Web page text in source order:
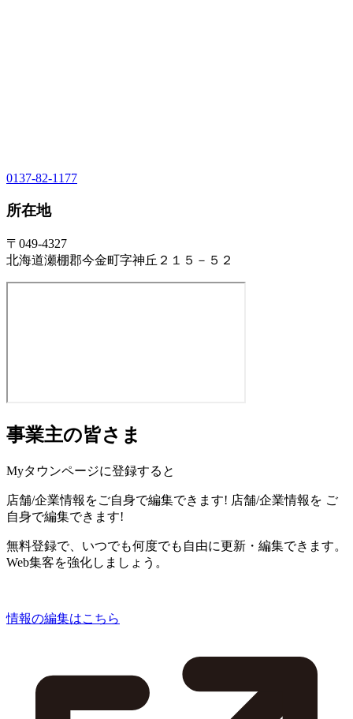
0137-82-1177
所在地
〒049-4327
北海道瀬棚郡今金町字神丘２１５－５２
事業主の皆さま
Myタウンページに登録すると
店舗/企業情報をご自身で編集できます! 店舗/企業情報を ご
自身で編集できます!
無料登録で、いつでも何度でも自由に更新・編集できます。
Web集客を強化しましょう。
情報の編集はこちら